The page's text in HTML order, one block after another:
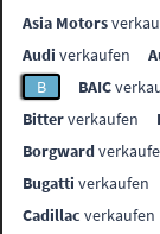
Asia Motors
Audi verkaufen
B
BAIC
Bitterverkaufen
Borgward
Bugatti verkaufen
Cadillac verkaufen